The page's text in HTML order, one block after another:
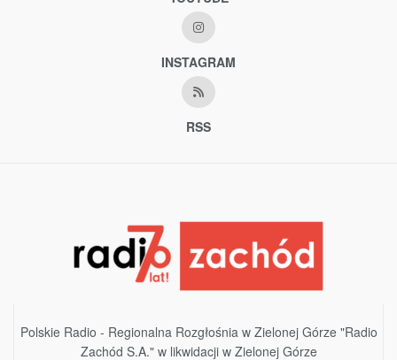
INSTAGRAM
RSS
Polskie Radio - Regionalna Rozgłośnia w Zielonej Górze "Radio
Zachód S.A." w likwidacji w Zielonej Górze